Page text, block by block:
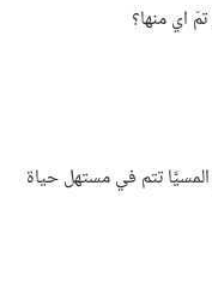
اي منها؟‏
تتم في مستهل حياة